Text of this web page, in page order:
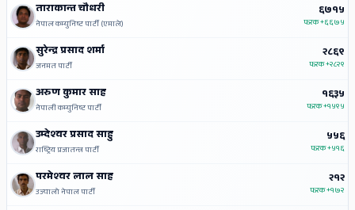
ताराकान्त चौधरी
नेपाल कम्युनिष्ट पार्टी (एमाले)
६७१५
फरक+६६७५
सुरेन्द्र प्रसाद शर्मा
जनमत पार्टी
२८६९
फरक+२८२९
अरुण कुमार साह
नेपाली कम्युनिष्ट पार्टी
१६३५
फरक+१५९५
उम्देश्‍वर प्रसाद साहु
राष्ट्रिय प्रजातन्त्र पार्टी
५५६
फरक+५१६
परमेश्‍वर लाल साह
उज्यालो नेपाल पार्टी
२१२
फरक+१७२